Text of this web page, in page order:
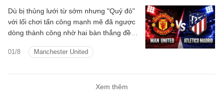
01/8 Manchester United
Dù bị thủng lưới từ sớm nhưng "Quỷ đỏ"
với lối chơi tấn công mạnh mẽ đã ngược
dòng thành công nhờ hai bàn thắng đều
Xem thêm